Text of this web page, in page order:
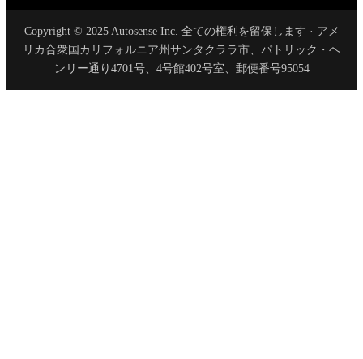
Copyright © 2025 Autosense Inc. 全ての権利を留保します · アメ
リカ合衆国カリフォルニア州サンタクララ市、パトリック・ヘ
ンリー通り4701号、4号館402号室、郵便番号95054